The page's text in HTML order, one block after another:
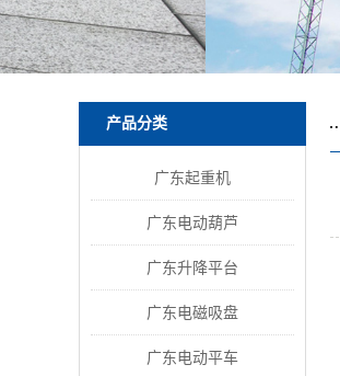
产品分类
广东起重机
广东电动葫芦
广东升降平台
广东电磁吸盘
广东电动平车